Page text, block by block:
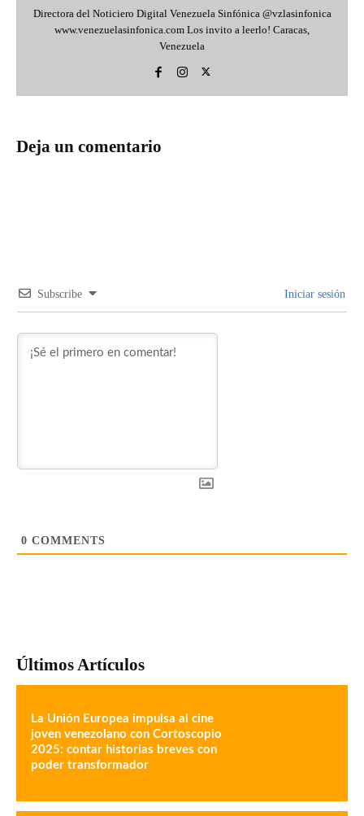
Directora del Noticiero Digital Venezuela Sinfónica @vzlasinfonica
www.venezuelasinfonica.com Los invito a leerlo! Caracas,
Venezuela
Deja un comentario
Subscribe Iniciar sesión
0 COMMENTS
Últimos Artículos
La Unión Europea impulsa al cine
joven venezolano con Cortoscopio
2025: contar historias breves con
poder transformador